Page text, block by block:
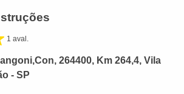
1 aval.
264400, Km 264,4, Vila
- SP